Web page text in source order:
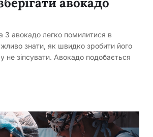
З авокадо легко помилитися в
знати, як швидко зробити його
не зіпсувати. Авокадо подобається